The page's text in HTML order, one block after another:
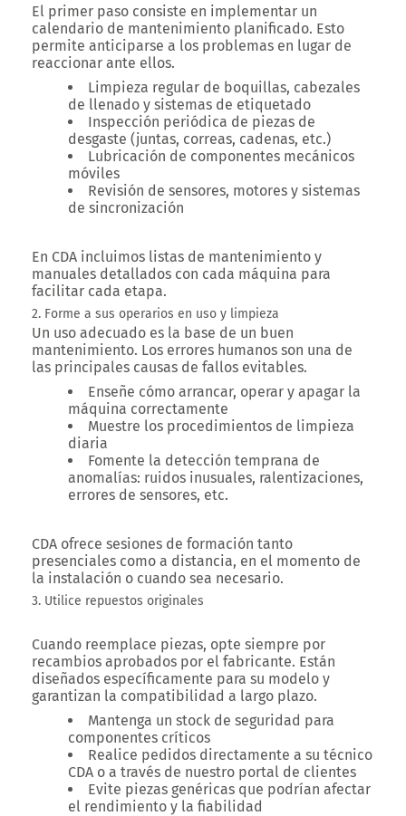
El primer paso consiste en implementar un
calendario de mantenimiento planificado. Esto
permite anticiparse a los problemas en lugar de
reaccionar ante ellos.
Limpieza regular de boquillas, cabezales
de llenado y sistemas de etiquetado
Inspección periódica de piezas de
desgaste (juntas, correas, cadenas, etc.)
Lubricación de componentes mecánicos
móviles
Revisión de sensores, motores y sistemas
de sincronización
En CDA incluimos listas de mantenimiento y
manuales detallados con cada máquina para
facilitar cada etapa.
2. Forme a sus operarios en uso y limpieza
Un uso adecuado es la base de un buen
mantenimiento. Los errores humanos son una de
las principales causas de fallos evitables.
Enseñe cómo arrancar, operar y apagar la
máquina correctamente
Muestre los procedimientos de limpieza
diaria
Fomente la detección temprana de
anomalías: ruidos inusuales, ralentizaciones,
errores de sensores, etc.
CDA ofrece sesiones de formación tanto
presenciales como a distancia, en el momento de
la instalación o cuando sea necesario.
3. Utilice repuestos originales
Cuando reemplace piezas, opte siempre por
recambios aprobados por el fabricante. Están
diseñados específicamente para su modelo y
garantizan la compatibilidad a largo plazo.
Mantenga un stock de seguridad para
componentes críticos
Realice pedidos directamente a su técnico
CDA o a través de nuestro portal de clientes
Evite piezas genéricas que podrían afectar
el rendimiento y la fiabilidad